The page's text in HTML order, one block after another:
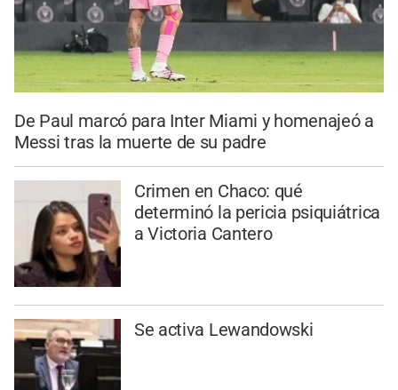
De Paul marcó para Inter Miami y homenajeó a
Messi tras la muerte de su padre
Crimen en Chaco: qué
determinó la pericia psiquiátrica
a Victoria Cantero
Se activa Lewandowski